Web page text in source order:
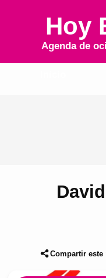
Hoy
Agenda de
Compartir este